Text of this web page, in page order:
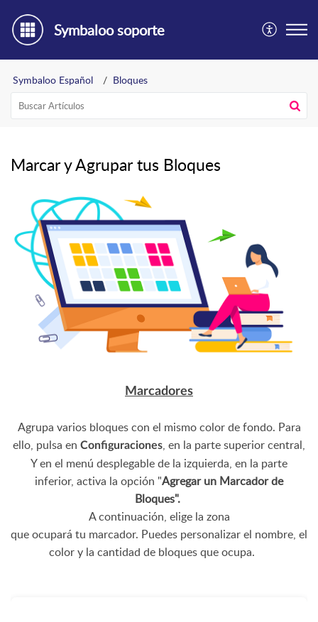
Symbaloo soporte
Symbaloo Español Bloques
Marcar y Agrupar tus Bloques
Marcadores
Agrupa varios bloques con el mismo color de fondo. Para
ello, pulsa en Configuraciones, en la parte superior central,
Y en el menú desplegable de la izquierda, en la parte
inferior, activa la opción "Agregar un Marcador de
Bloques".
A continuación, elige la zona
que ocupará tu marcador. Puedes personalizar el nombre, el
color y la cantidad de bloques que ocupa.